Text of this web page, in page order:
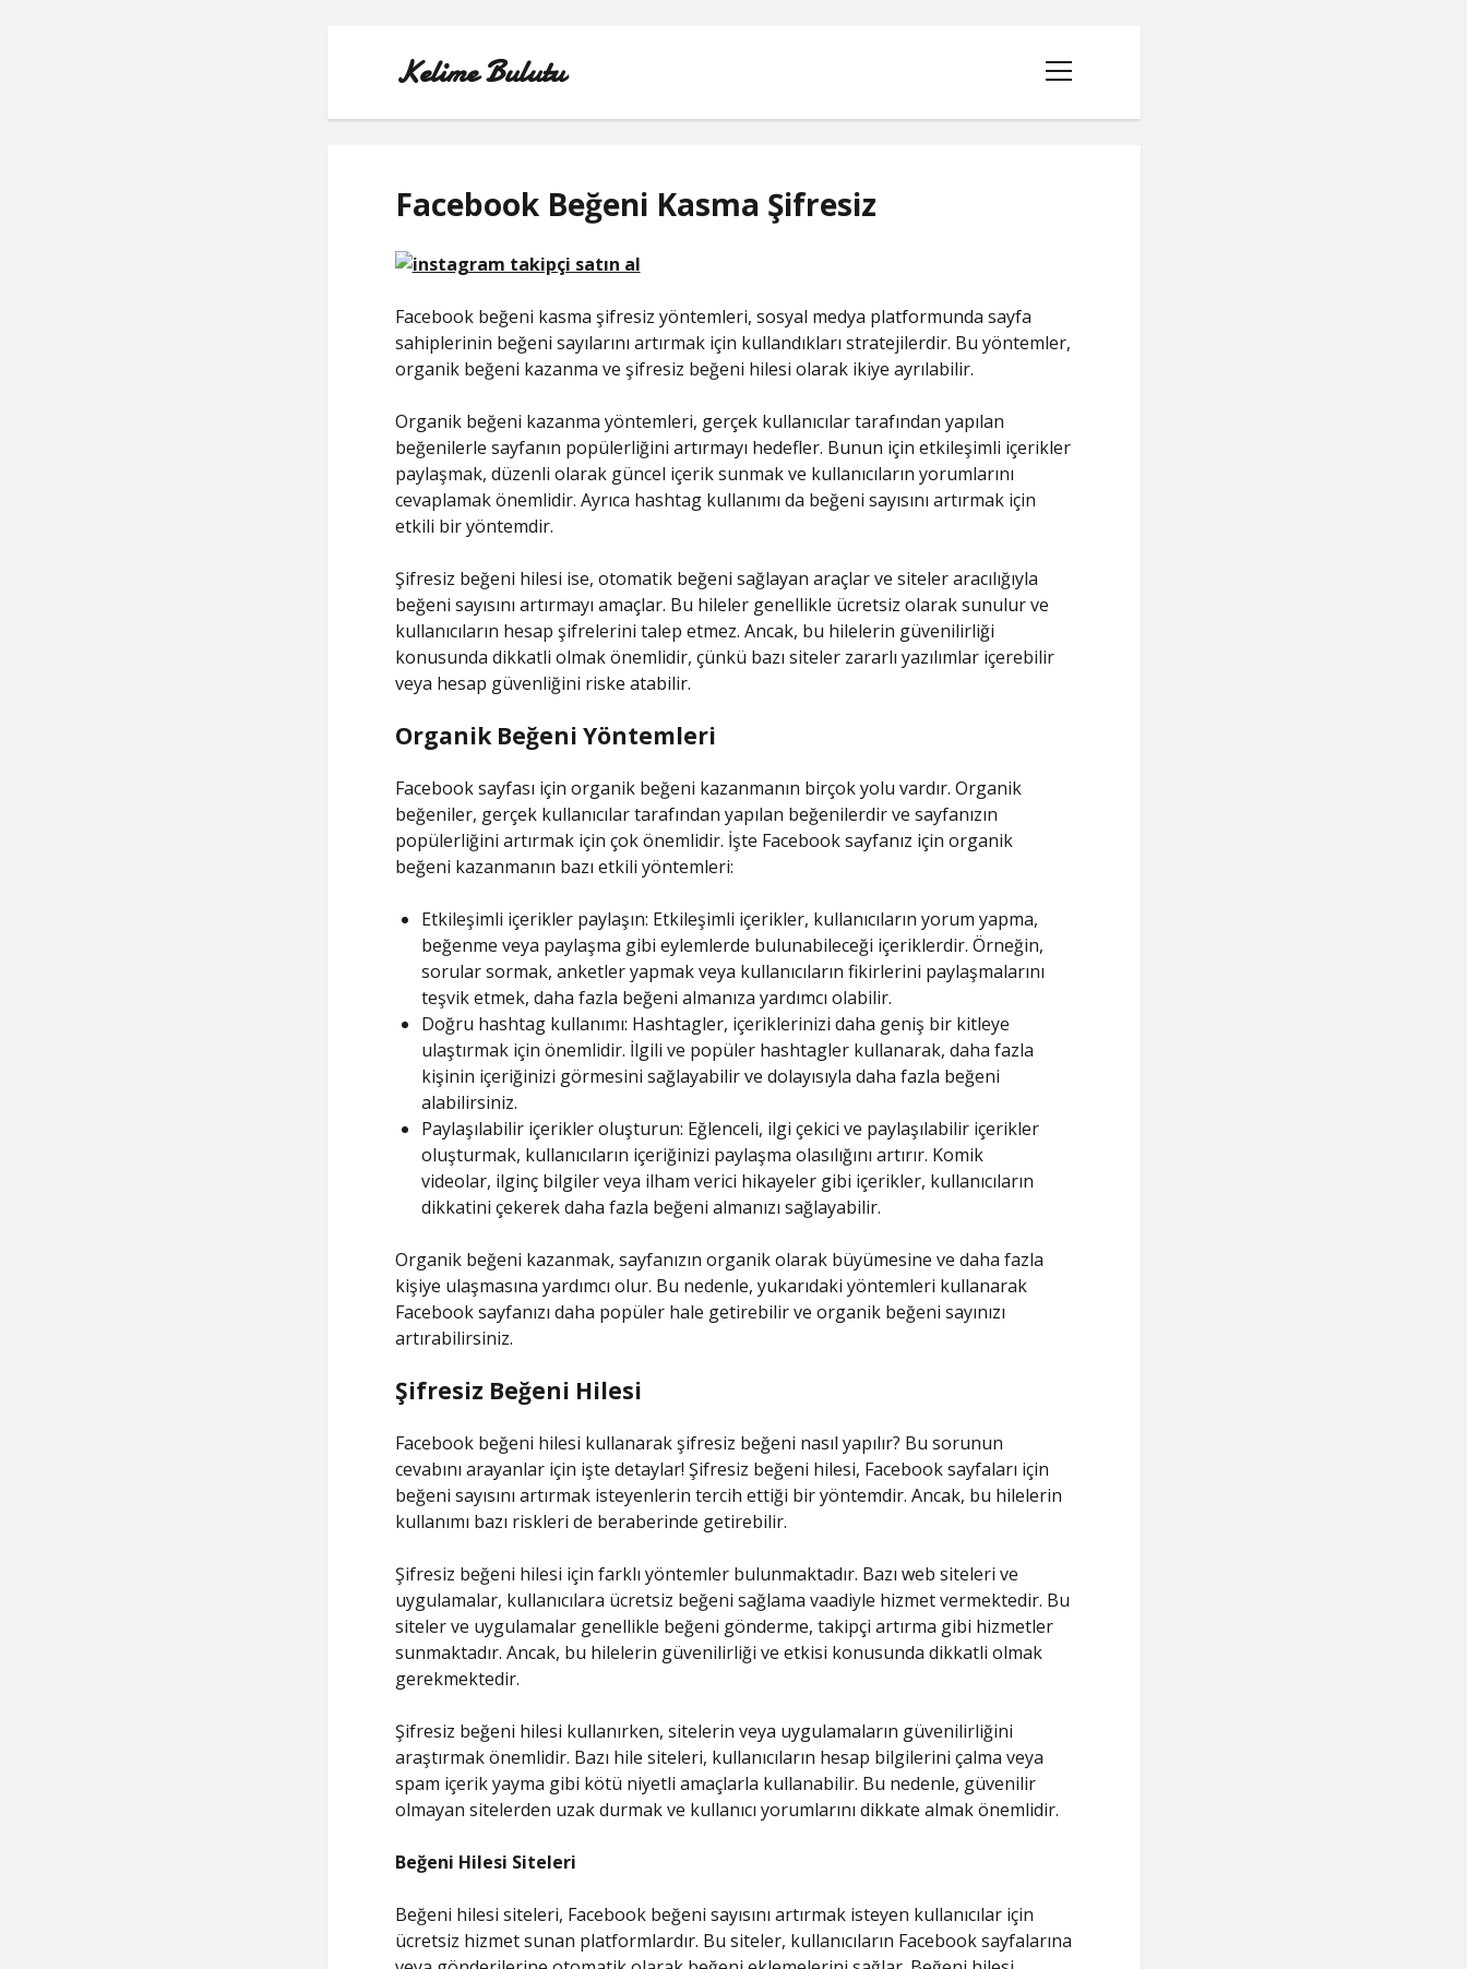
Kelime Bulutu
menüyü
aç
SAYFA LISTESI
YOUTUBE 1 MILYON TAKIPÇI NE KADAR PARA ALIYOR
Facebook Beğeni Kasma Şifresiz
Facebook beğeni kasma şifresiz yöntemleri, sosyal medya platformunda sayfa
sahiplerinin beğeni sayılarını artırmak için kullandıkları stratejilerdir. Bu yöntemler,
organik beğeni kazanma ve şifresiz beğeni hilesi olarak ikiye ayrılabilir.
Organik beğeni kazanma yöntemleri, gerçek kullanıcılar tarafından yapılan
beğenilerle sayfanın popülerliğini artırmayı hedefler. Bunun için etkileşimli içerikler
paylaşmak, düzenli olarak güncel içerik sunmak ve kullanıcıların yorumlarını
cevaplamak önemlidir. Ayrıca hashtag kullanımı da beğeni sayısını artırmak için
etkili bir yöntemdir.
Şifresiz beğeni hilesi ise, otomatik beğeni sağlayan araçlar ve siteler aracılığıyla
beğeni sayısını artırmayı amaçlar. Bu hileler genellikle ücretsiz olarak sunulur ve
kullanıcıların hesap şifrelerini talep etmez. Ancak, bu hilelerin güvenilirliği
konusunda dikkatli olmak önemlidir, çünkü bazı siteler zararlı yazılımlar içerebilir
veya hesap güvenliğini riske atabilir.
Organik Beğeni Yöntemleri
Facebook sayfası için organik beğeni kazanmanın birçok yolu vardır. Organik
beğeniler, gerçek kullanıcılar tarafından yapılan beğenilerdir ve sayfanızın
popülerliğini artırmak için çok önemlidir. İşte Facebook sayfanız için organik
beğeni kazanmanın bazı etkili yöntemleri:
Etkileşimli içerikler paylaşın: Etkileşimli içerikler, kullanıcıların yorum yapma,
beğenme veya paylaşma gibi eylemlerde bulunabileceği içeriklerdir. Örneğin,
sorular sormak, anketler yapmak veya kullanıcıların fikirlerini paylaşmalarını
teşvik etmek, daha fazla beğeni almanıza yardımcı olabilir.
Doğru hashtag kullanımı: Hashtagler, içeriklerinizi daha geniş bir kitleye
ulaştırmak için önemlidir. İlgili ve popüler hashtagler kullanarak, daha fazla
kişinin içeriğinizi görmesini sağlayabilir ve dolayısıyla daha fazla beğeni
alabilirsiniz.
Paylaşılabilir içerikler oluşturun: Eğlenceli, ilgi çekici ve paylaşılabilir içerikler
oluşturmak, kullanıcıların içeriğinizi paylaşma olasılığını artırır. Komik
videolar, ilginç bilgiler veya ilham verici hikayeler gibi içerikler, kullanıcıların
dikkatini çekerek daha fazla beğeni almanızı sağlayabilir.
Organik beğeni kazanmak, sayfanızın organik olarak büyümesine ve daha fazla
kişiye ulaşmasına yardımcı olur. Bu nedenle, yukarıdaki yöntemleri kullanarak
Facebook sayfanızı daha popüler hale getirebilir ve organik beğeni sayınızı
artırabilirsiniz.
Şifresiz Beğeni Hilesi
Facebook beğeni hilesi kullanarak şifresiz beğeni nasıl yapılır? Bu sorunun
cevabını arayanlar için işte detaylar! Şifresiz beğeni hilesi, Facebook sayfaları için
beğeni sayısını artırmak isteyenlerin tercih ettiği bir yöntemdir. Ancak, bu hilelerin
kullanımı bazı riskleri de beraberinde getirebilir.
Şifresiz beğeni hilesi için farklı yöntemler bulunmaktadır. Bazı web siteleri ve
uygulamalar, kullanıcılara ücretsiz beğeni sağlama vaadiyle hizmet vermektedir. Bu
siteler ve uygulamalar genellikle beğeni gönderme, takipçi artırma gibi hizmetler
sunmaktadır. Ancak, bu hilelerin güvenilirliği ve etkisi konusunda dikkatli olmak
gerekmektedir.
Şifresiz beğeni hilesi kullanırken, sitelerin veya uygulamaların güvenilirliğini
araştırmak önemlidir. Bazı hile siteleri, kullanıcıların hesap bilgilerini çalma veya
spam içerik yayma gibi kötü niyetli amaçlarla kullanabilir. Bu nedenle, güvenilir
olmayan sitelerden uzak durmak ve kullanıcı yorumlarını dikkate almak önemlidir.
Beğeni Hilesi Siteleri
Beğeni hilesi siteleri, Facebook beğeni sayısını artırmak isteyen kullanıcılar için
ücretsiz hizmet sunan platformlardır. Bu siteler, kullanıcıların Facebook sayfalarına